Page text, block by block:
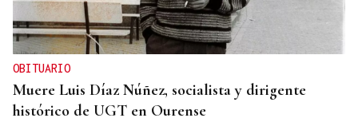
OBITUARIO
Muere Luis Díaz Núñez, socialista y dirigente
histórico de UGT en Ourense